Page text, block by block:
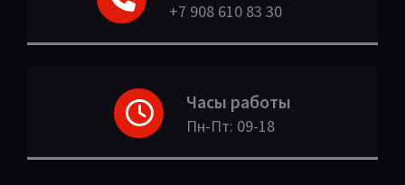
+7 908 610 83 30
Часы работы
Пн-Пт: 09-18